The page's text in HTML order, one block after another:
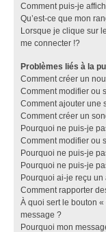
Comment puis-je
Qu’est-ce que mon
Lorsque je clique sur
me connecter !?
Problèmes liés à la
Comment créer un
Comment modifier ou
Comment ajouter une
Comment créer un
Pourquoi ne puis-je
Comment modifier ou
Pourquoi ne puis-je
Pourquoi ne puis-je
Pourquoi ai-je reçu un
Comment rapporter
À quoi sert le bouton
message ?
Pourquoi mon